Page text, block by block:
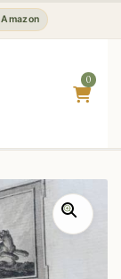
Amazon
0